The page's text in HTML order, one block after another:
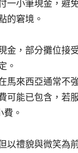
一小筆現金，避
的窘境。
金，部分攤位接
。
馬來西亞通常不
可能已包含，若
。
以禮貌與微笑為